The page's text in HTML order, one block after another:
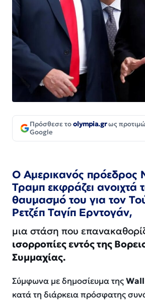
Πρόσθεσε τοolympia.grως
Google
Ο Αμερικανός πρόεδρος
Τραμπ εκφράζει ανοιχτά
θαυμασμό του για τον
Ρετζέπ Ταγίπ Ερντογάν,
μια στάση που
ισορροπίες εντός της
Συμμαχίας.
Σύμφωνα με δημοσίευμα της
κατά τη διάρκεια πρόσφατης